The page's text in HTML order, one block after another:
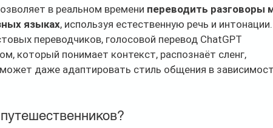
в реальном времени переводить разговоры
языках, используя естественную речь и
переводчиков, голосовой перевод ChatGPT
который понимает контекст, распознаёт сленг,
даже адаптировать стиль общения в